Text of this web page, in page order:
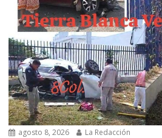
agosto 8, 2026 La Redacción